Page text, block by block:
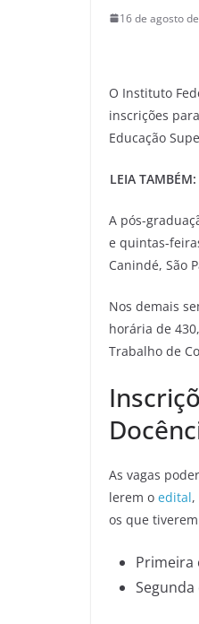
16 de agosto
O Instituto
inscrições
Educação
LEIA TAMBÉM:
A pós-
e quintas-
Canindé, São
Nos demais
horária de
Trabalho de
As vagas
lerem o edital
os que
Primeira